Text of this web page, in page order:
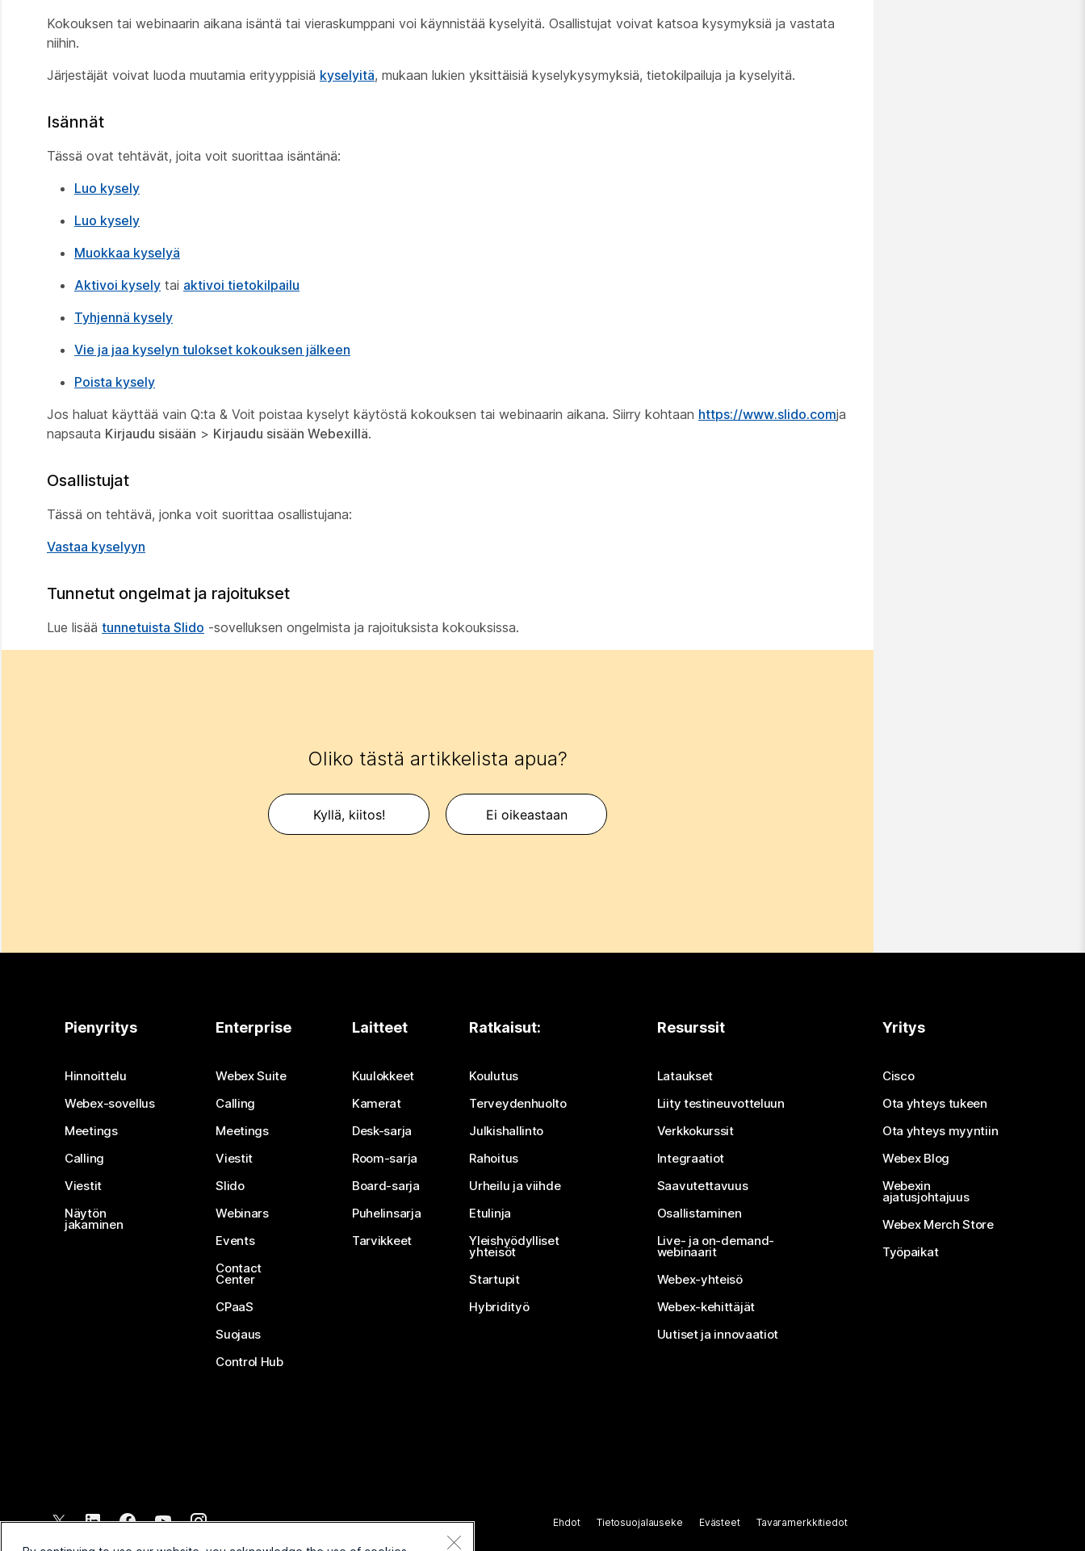
Kokouksen tai webinaarin aikana isäntä tai vieraskumppani voi käynnistää kyselyitä. Osallistujat voivat katsoa kysymyksiä ja vastata
niihin.
Järjestäjät voivat luoda muutamia erityyppisiä kyselyitä, mukaan lukien yksittäisiä kyselykysymyksiä, tietokilpailuja ja kyselyitä.
Isännät
Tässä ovat tehtävät, joita voit suorittaa isäntänä:
Luo kysely
Luo kysely
Muokkaa kyselyä
Aktivoi kysely tai aktivoi tietokilpailu
Tyhjennä kysely
Vie ja jaa kyselyn tulokset kokouksen jälkeen
Poista kysely
Jos haluat käyttää vain Q:ta & Voit poistaa kyselyt käytöstä kokouksen tai webinaarin aikana. Siirry kohtaan https://www.slido.comja
napsauta Kirjaudu sisään > Kirjaudu sisään Webexillä.
Osallistujat
Tässä on tehtävä, jonka voit suorittaa osallistujana:
Vastaa kyselyyn
Tunnetut ongelmat ja rajoitukset
Lue lisää tunnetuista Slido -sovelluksen ongelmista ja rajoituksista kokouksissa.
Oliko tästä artikkelista apua?
Kyllä, kiitos! Ei oikeastaan
Pienyritys
Hinnoittelu
Webex-sovellus
Meetings
Calling
Viestit
Näytön
jakaminen
Enterprise
Webex Suite
Calling
Meetings
Viestit
Slido
Webinars
Events
Contact
Center
CPaaS
Suojaus
Control Hub
Laitteet
Kuulokkeet
Kamerat
Desk-sarja
Room-sarja
Board-sarja
Puhelinsarja
Tarvikkeet
Ratkaisut:
Koulutus
Terveydenhuolto
Julkishallinto
Rahoitus
Urheilu ja viihde
Etulinja
Yleishyödylliset
yhteisöt
Startupit
Hybridityö
Resurssit
Lataukset
Liity testineuvotteluun
Verkkokurssit
Integraatiot
Saavutettavuus
Osallistaminen
Live- ja on-demand-
webinaarit
Webex-yhteisö
Webex-kehittäjät
Uutiset ja innovaatiot
Yritys
Cisco
Ota yhteys tukeen
Ota yhteys myyntiin
Webex Blog
Webexin
ajatusjohtajuus
Webex Merch Store
Työpaikat
2026 Cisco ja/tai sen tytäryhtiöt. Kaikki oikeudet pidätetään.
Ehdot Tietosuojalauseke Evästeet Tavaramerkkitiedot